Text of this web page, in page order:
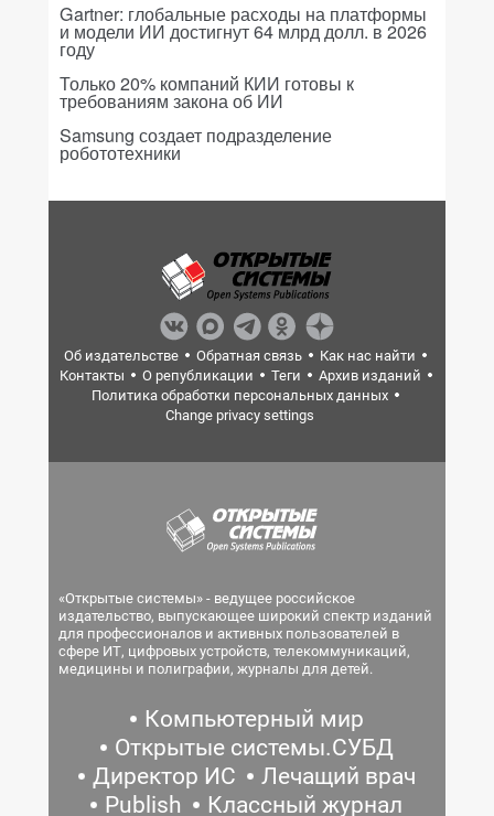
Gartner: глобальные расходы на платформы
и модели ИИ достигнут 64 млрд долл. в 2026
году
Только 20% компаний КИИ готовы к
требованиям закона об ИИ
Samsung создает подразделение
робототехники
Об издательстве Обратная связь
Как нас найти
Контакты
О републикации Теги
Архив изданий
Политика обработки персональных данных
Change privacy settings
«Открытые системы» - ведущее российское
издательство, выпускающее широкий спектр изданий
для профессионалов и активных пользователей в
сфере ИТ, цифровых устройств, телекоммуникаций,
медицины и полиграфии, журналы для детей.
Компьютерный мир
Открытые системы.СУБД
Директор ИС
Лечащий врач
Publish
Классный журнал